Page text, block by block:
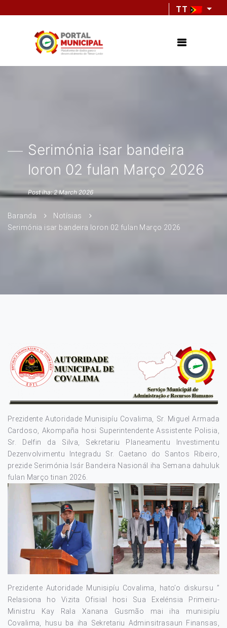
TT
Serimónia isar bandeira
loron 02 fulan Março 2026
Post iha: 2 March 2026
Baranda
Notísias
Serimónia isar bandeira loron 02 fulan Março 2026
Prezidente Autoridade Munisipíu Covalima, Sr. Miguel Armada
Cardoso, Akompaña hosi Superintendente Assistente Polisia,
Sr. Delfin da Silva, Sekretariu Planeamentu Investimentu
Dezenvolvimentu Integradu Sr. Caetano do Santos Ribeiro,
prezide Serimónia Isár Bandeira Nasionál iha Semana dahuluk
fulan Março tinan 2026.
Prezidente Autoridade Munisipíu Covalima, hato’o diskursu ”
Relasiona ho Vizita Ofisial hosi Sua Exelénsia Primeiru-
Ministru Kay Rala Xanana Gusmão mai iha munisipíu
Covalima, husu ba iha Sekretariu Adminsitrasaun Finansas,